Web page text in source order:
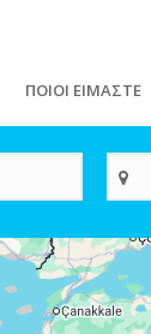
ΠΟΙΟΙ ΕΙΜΑΣΤΕ